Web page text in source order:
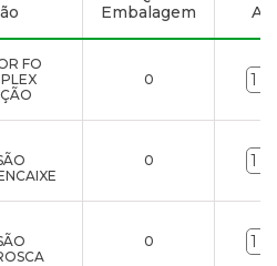
Embalagem
FO
0
0
0